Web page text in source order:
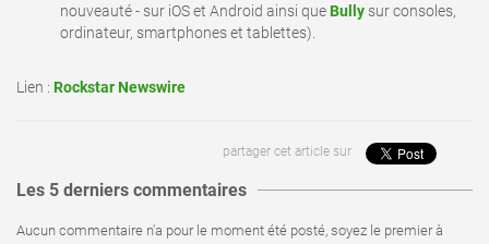
nouveauté - sur iOS et Android ainsi queBully sur consoles,
ordinateur, smartphones et tablettes).
Lien : Rockstar Newswire
partager cet article sur
Les 5 derniers commentaires
Aucun commentaire n'a pour le moment été posté, soyez le premier à